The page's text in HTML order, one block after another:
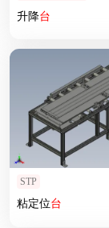
升降台
STP
粘定位台